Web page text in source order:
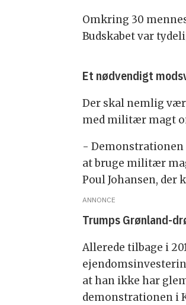
Omkring 30
Budskabet var
Et nødvendigt
Der skal nemlig
med militær magt
- Demonstrationen
at bruge militær
Poul Johansen, der
ANNONCE
Trumps Grønland-
Allerede tilbage i
at han ikke har
demonstrationen i